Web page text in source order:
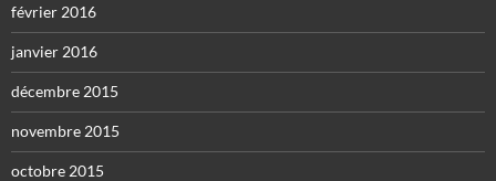
février 2016
janvier 2016
décembre 2015
novembre 2015
octobre 2015